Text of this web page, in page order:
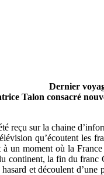
Dernier
Talon consacré
reçu sur la chaine
qu’écoutent
un moment où la
la fin du
et découlent